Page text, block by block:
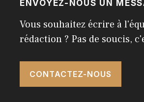
ENVOYEZ-NOUS UN
Vous souhaitez écrire à
rédaction ? Pas de soucis,
CONTACTEZ-NOUS